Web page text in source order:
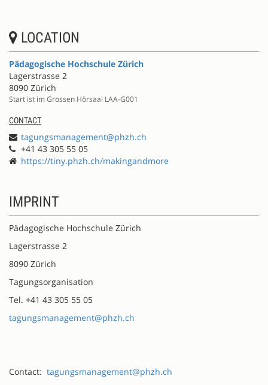
LOCATION
Pädagogische Hochschule Zürich
Lagerstrasse 2
8090 Zürich
Start ist im Grossen Hörsaal LAA-G001
CONTACT
tagungsmanagement@phzh.ch
+41 43 305 55 05
https://tiny.phzh.ch/makingandmore
IMPRINT
Pädagogische Hochschule Zürich
Lagerstrasse 2
8090 Zürich
Tagungsorganisation
Tel. +41 43 305 55 05
tagungsmanagement@phzh.ch
Contact: tagungsmanagement@phzh.ch